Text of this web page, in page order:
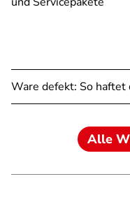
Ware defekt: So
Alle